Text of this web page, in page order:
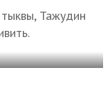
Тажудин